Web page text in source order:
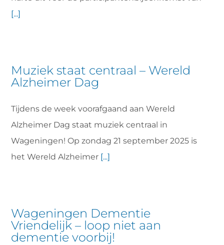
[...]
Muziek staat centraal – Wereld
Alzheimer Dag
Tijdens de week voorafgaand aan Wereld
Alzheimer Dag staat muziek centraal in
Wageningen! Op zondag 21 september 2025 is
het Wereld Alzheimer [...]
Wageningen Dementie
Vriendelijk – loop niet aan
dementie voorbij!